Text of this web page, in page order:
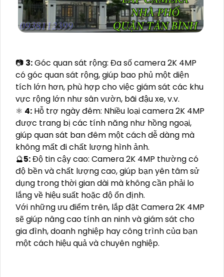
📷 3:Góc quan sát rộng: Đa số camera 2K 4MP
có góc quan sát rộng, giúp bao phủ một diện
tích lớn hơn, phù hợp cho việc giám sát các khu
vực rộng lớn như sân vườn, bãi đậu xe, v.v.
⚛️ 4: Hỗ trợ ngày đêm: Nhiều loại camera 2K 4MP
được trang bị các tính năng như hồng ngoại,
giúp quan sát ban đêm một cách dễ dàng mà
không mất đi chất lượng hình ảnh.
🔮5:Độ tin cậy cao: Camera 2K 4MP thường có
độ bền và chất lượng cao, giúp bạn yên tâm sử
dụng trong thời gian dài mà không cần phải lo
lắng về hiệu suất hoặc độ ổn định.
Với những ưu điểm trên, lắp đặt Camera 2K 4MP
sẽ giúp nâng cao tính an ninh và giám sát cho
gia đình, doanh nghiệp hay công trình của bạn
một cách hiệu quả và chuyên nghiệp.